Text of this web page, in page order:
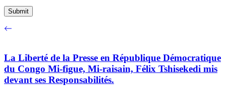
La Liberté de la Presse en République Démocratique
du Congo Mi-figue, Mi-raisain, Félix Tshisekedi mis
devant ses Responsabilités.